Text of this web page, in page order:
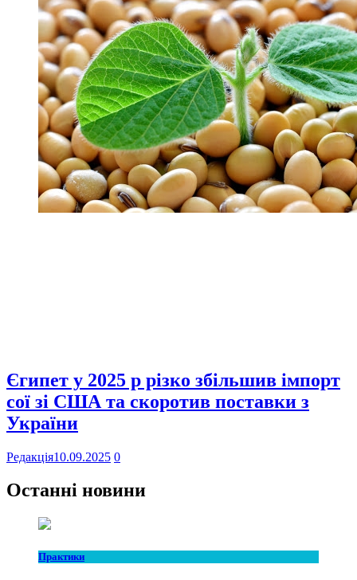
Єгипет у 2025 р різко збільшив імпорт
сої зі США та скоротив поставки з
України
Редакція10.09.2025 0
Останні новини
Практики